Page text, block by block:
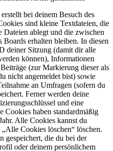
bei deinem Besuch des
sind kleine Textdateien, die
Dateien ablegt und die zwischen
erhalten bleiben. In diesen
deiner Sitzung (damit dir alle
können), Informationen
(zur Markierung dieser als
nicht angemeldet bist) sowie
an Umfragen (sofern du
Ferner werden deine
und eine
Cookies haben standardmäßig
Alle Cookies kannst du
Cookies löschen“ löschen.
gespeichert, die du bei der
oder deinem persönlichem